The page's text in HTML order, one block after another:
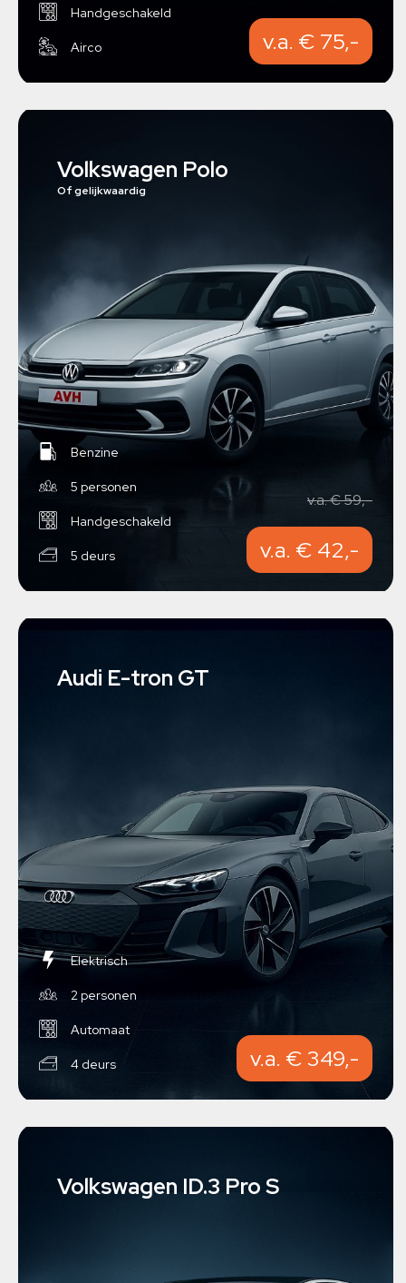
Handgeschakeld
Airco v.a. € 75,-
Volkswagen Polo
Of gelijkwaardig
Benzine
5 personen
Handgeschakeld
5 deurs
v.a. € 59,-
v.a. € 42,-
Audi E-tron GT
Elektrisch
2 personen
Automaat
4 deurs v.a. € 349,-
Volkswagen ID.3 Pro S